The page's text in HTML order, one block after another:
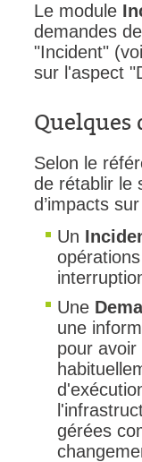
Le module
demandes
"Incident"
sur l'aspect
Selon le
de rétablir le
d’impacts
Un
Une
une
pour
gérées